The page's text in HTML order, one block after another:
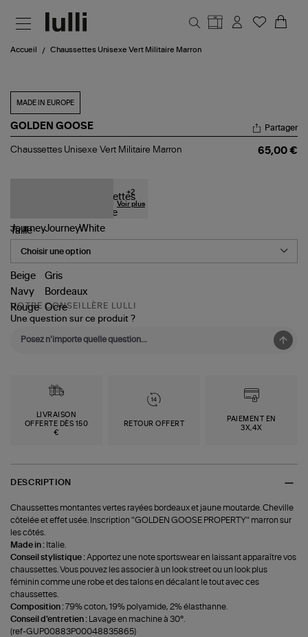
Accueil Chaussettes Unisexe Vert Militaire Marron
MADE IN EUROPE
GOLDEN GOOSE
Chaussettes
Partager
Chaussettes Unisexe Vert Militaire Marron 65,00 €
+2
Voir plus
Taille
VOTRE CONSEILLÈRE LULLI
Une question sur ce produit ?
LIVRAISON
OFFERTE DÈS 150
€
RETOUR OFFERT
PAIEMENT EN
3X,4X
DESCRIPTION
Chaussettes montantes vertes rayées bordeaux et jaune moutarde. Cheville
côtelée et effet usée. Inscription "GOLDEN GOOSE PROPERTY" marron sur
les côtés.
Made in : Italie.
Conseil stylistique :Apportez une note sportswear en laissant apparaître vos
chaussettes. Vous pouvez les associer à un look street ou un look plus
féminin comme une robe et des talons en décalant le tout avec ces
chaussettes.
Composition :79% coton, 19% polyamide, 2% élasthanne.
Conseil d'entretien :
Lavage en machine à 30°.
(ref-GUP00883P00048835865)